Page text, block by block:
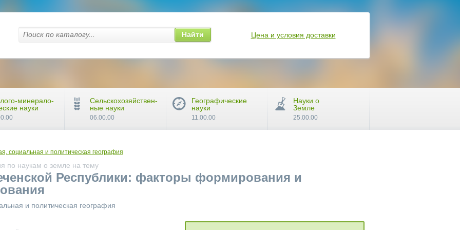
социальная и политическая география
по наукам о земле на тему
Республики: факторы формирования и
и политическая география
Найти Цена и условия доставки
минерало-
науки
Сельскохозяйствен-
ные науки
06.00.00
Географические
науки
11.00.00
Науки о
Земле
25.00.00